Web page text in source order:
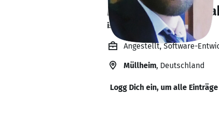
Mohammad
ist offen für Projekte. 🔎
Angestellt, Software-
Müllheim, Deutschland
Logg Dich ein, um alle